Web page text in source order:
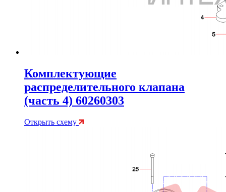
Комплектующие
распределительного клапана
(часть 4) 60260303
Открыть схему